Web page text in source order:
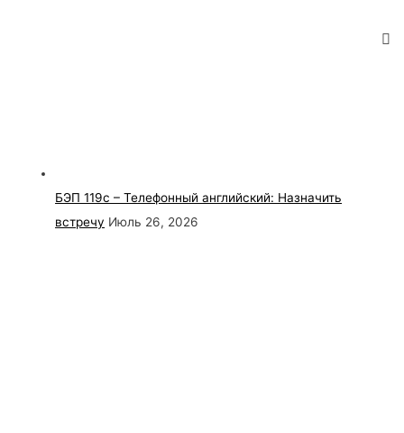
БЭП 119с – Телефонный английский: Назначить
встречу Июль 26, 2026